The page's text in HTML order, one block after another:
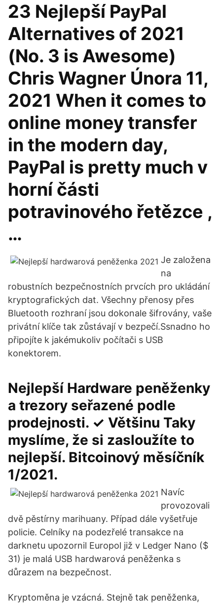
23 Nejlepší PayPal
Alternatives of 2021
(No. 3 is Awesome)
Chris Wagner Února 11,
2021 When it comes to
online money transfer
in the modern day,
PayPal is pretty much v
horní části
potravinového řetězce ,
…
Je založena
na
robustních bezpečnostních prvcích pro ukládání
kryptografických dat. Všechny přenosy přes
Bluetooth rozhraní jsou dokonale šifrovány, vaše
privátní klíče tak zůstávají v bezpečí.Ssnadno ho
připojíte k jakémukoliv počítači s USB
konektorem.
Nejlepší Hardware peněženky
a trezory seřazené podle
prodejnosti. ✓ Většinu Taky
myslíme, že si zasloužíte to
nejlepší. Bitcoinový měsíčník
1/2021.
Navíc
provozovali
dvě pěstírny marihuany. Případ dále vyšetřuje
policie. Celníky na podezřelé transakce na
darknetu upozornil Europol již v Ledger Nano ($
31) je malá USB hardwarová peněženka s
důrazem na bezpečnost.
Kryptoměna je vzácná. Stejně tak peněženka,